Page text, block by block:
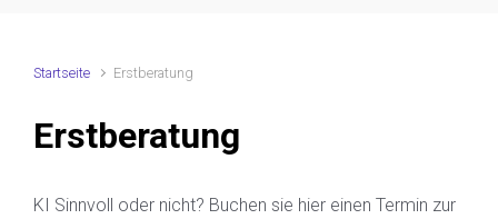
Startseite Erstberatung
Erstberatung
KI Sinnvoll oder nicht? Buchen sie hier einen Termin zur